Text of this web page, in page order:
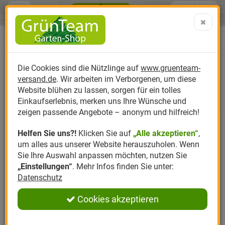
Produktkatalog
Anzucht
Dünger
Erde
Kompost
Pflanzenstärkung
Nützlinge Nützlinge gegen
Nützlingsarten
Nützlingsförderung
Nützlingszubehör
Hersteller
Biplantol
Felco
Gloria
Greenfield
Romberg
Themenwelt
Gemüsegarten
Rasen
Rosen
Ziergarten
Kräutergarten
Ratgeber
Aktuelle Themen
Schädlinge aktuell
Angebote
Sparsets / Set-
Angebote
0 ARTIKEL IM WARENKORB
Ergebnisse (2) Fertig
Menü Search
Nützlinge gegen Asseln
NEMATODEN GEGEN ASSELN
Sie wollen Asseln fangen und bekämpfen?Nematoden
gegen Asselnhelfen gegen die ungeliebten Plagegeister
zuverlässig. Die Nematoden bekämpfen Kellerasseln und
Rollasseln auf biologische Art und Weise. Der Einsatz von
Die Cookies sind die Nützlinge auf www.gruenteam-
versand.de. Wir arbeiten im Verborgenen, um diese
Website blühen zu lassen, sorgen für ein tolles
Einkaufserlebnis, merken uns Ihre Wünsche und
zeigen passende Angebote – anonym und hilfreich!
Helfen Sie uns?! Klicken Sie auf „Alle akzeptieren“,
um alles aus unserer Website herauszuholen. Wenn
Sie Ihre Auswahl anpassen möchten, nutzen Sie
„Einstellungen“. Mehr Infos finden Sie unter:
Datenschutz
Cookies akzeptieren